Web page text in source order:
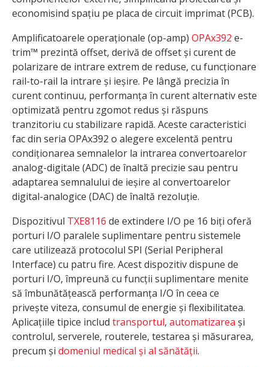
economisind spațiu pe placa de circuit imprimat (PCB).
Amplificatoarele operaționale (op-amp) OPAx392 e-
trim™ prezintă offset, derivă de offset și curent de
polarizare de intrare extrem de reduse, cu funcționare
rail-to-rail la intrare și ieșire. Pe lângă precizia în
curent continuu, performanța în curent alternativ este
optimizată pentru zgomot redus și răspuns
tranzitoriu cu stabilizare rapidă. Aceste caracteristici
fac din seria OPAx392 o alegere excelentă pentru
condiționarea semnalelor la intrarea convertoarelor
analog-digitale (ADC) de înaltă precizie sau pentru
adaptarea semnalului de ieșire al convertoarelor
digital-analogice (DAC) de înaltă rezoluție.
Dispozitivul TXE8116 de extindere I/O pe 16 biți oferă
porturi I/O paralele suplimentare pentru sistemele
care utilizează protocolul SPI (Serial Peripheral
Interface) cu patru fire. Acest dispozitiv dispune de
porturi I/O, împreună cu funcții suplimentare menite
să îmbunătățească performanța I/O în ceea ce
privește viteza, consumul de energie și flexibilitatea.
Aplicațiile tipice includ transportul, automatizarea și
controlul, serverele, routerele, testarea și măsurarea,
precum și domeniul medical și al sănătății.